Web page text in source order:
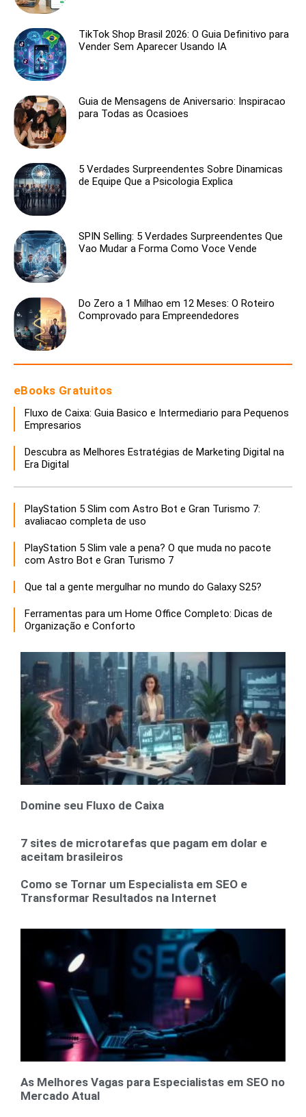
TikTok Shop Brasil 2026: O Guia Definitivo para
Vender Sem Aparecer Usando IA
Guia de Mensagens de Aniversario: Inspiracao
para Todas as Ocasioes
5 Verdades Surpreendentes Sobre Dinamicas
de Equipe Que a Psicologia Explica
SPIN Selling: 5 Verdades Surpreendentes Que
Vao Mudar a Forma Como Voce Vende
Do Zero a 1 Milhao em 12 Meses: O Roteiro
Comprovado para Empreendedores
eBooks Gratuitos
Fluxo de Caixa: Guia Basico e Intermediario para Pequenos
Empresarios
Descubra as Melhores Estratégias de Marketing Digital na
Era Digital
PlayStation 5 Slim com Astro Bot e Gran Turismo 7:
avaliacao completa de uso
PlayStation 5 Slim vale a pena? O que muda no pacote
com Astro Bot e Gran Turismo 7
Que tal a gente mergulhar no mundo do Galaxy S25?
Ferramentas para um Home Office Completo: Dicas de
Organização e Conforto
Domine seu Fluxo de Caixa
7 sites de microtarefas que pagam em dolar e
aceitam brasileiros
Como se Tornar um Especialista em SEO e
Transformar Resultados na Internet
As Melhores Vagas para Especialistas em SEO no
Mercado Atual